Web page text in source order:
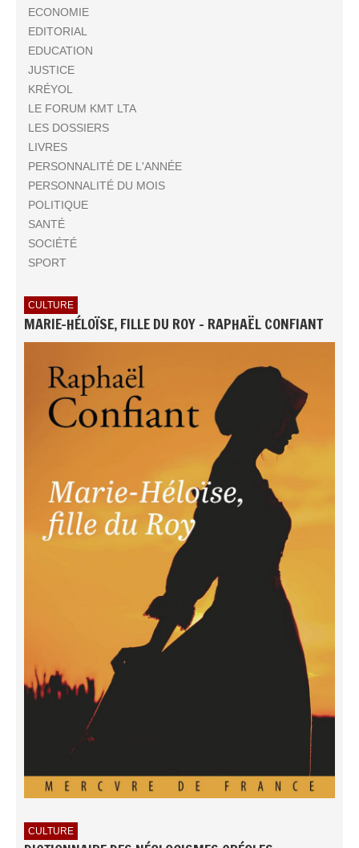
ECONOMIE
EDITORIAL
EDUCATION
JUSTICE
KRÉYOL
LE FORUM KMT LTA
LES DOSSIERS
LIVRES
PERSONNALITÉ DE L'ANNÉE
PERSONNALITÉ DU MOIS
POLITIQUE
SANTÉ
SOCIÉTÉ
SPORT
CULTURE
MARIE-HÉLOÏSE, FILLE DU ROY - RAPHAËL CONFIANT
CULTURE